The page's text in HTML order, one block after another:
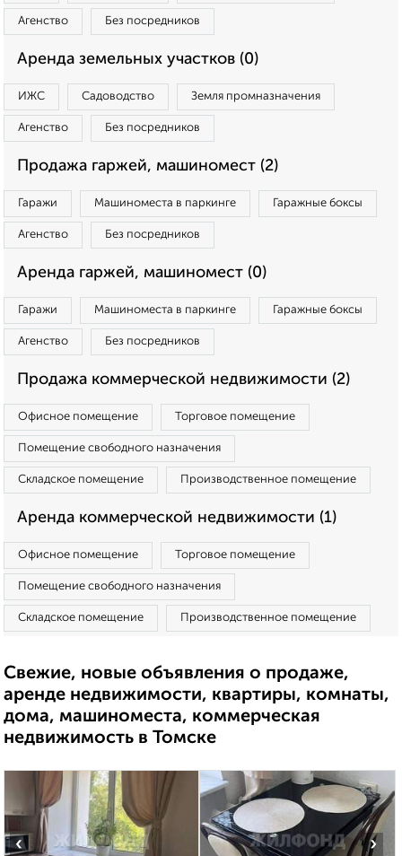
Агенство Без посредников
Аренда земельных участков (0)
ИЖС Садоводство Земля промназначения
Агенство Без посредников
Продажа гаржей, машиномест (2)
Гаражи Машиноместа в паркинге Гаражные боксы
Агенство Без посредников
Аренда гаржей, машиномест (0)
Гаражи Машиноместа в паркинге Гаражные боксы
Агенство Без посредников
Продажа коммерческой недвижимости (2)
Офисное помещение Торговое помещение
Помещение свободного назначения
Складское помещение Производственное помещение
Аренда коммерческой недвижимости (1)
Офисное помещение Торговое помещение
Помещение свободного назначения
Складское помещение Производственное помещение
Свежие, новые объявления о продаже,
аренде недвижимости, квартиры, комнаты,
дома, машиноместа, коммерческая
недвижимость в Томске
‹ ›